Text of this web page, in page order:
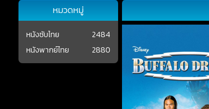
หมวดหมู่
หนังซับไทย
2484
หนังพากย์ไทย
2880